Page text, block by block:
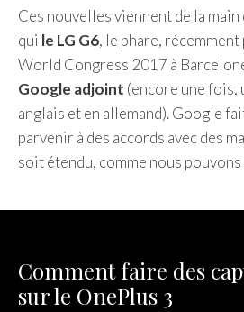
Ces nouvelles viennent de la
qui le LG G6, le phare,
World Congress 2017 à
Google adjoint (encore une fois,
anglais et en allemand). Google
parvenir à des accords avec des
soit étendu, comme nous
Comment faire des
sur le OnePlus 3